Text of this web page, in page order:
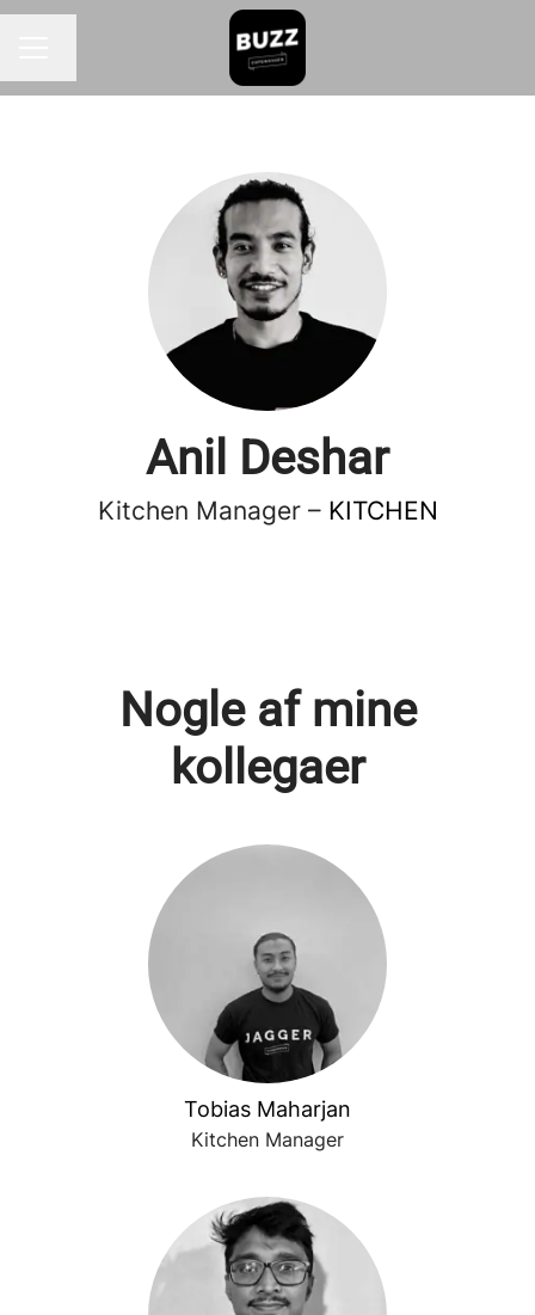
Anil Deshar
Kitchen Manager – KITCHEN
Nogle af mine
kollegaer
Tobias Maharjan
Kitchen Manager